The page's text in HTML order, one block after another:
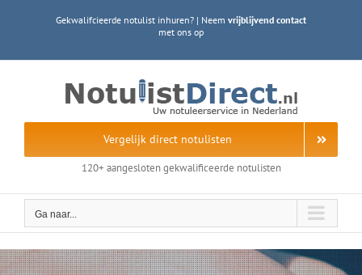
Gekwalifcieerde notulist inhuren? | Neem vrijblijvend contact
met ons op
Vergelijk direct notulisten
120+ aangesloten gekwalificeerde notulisten
Ga naar...